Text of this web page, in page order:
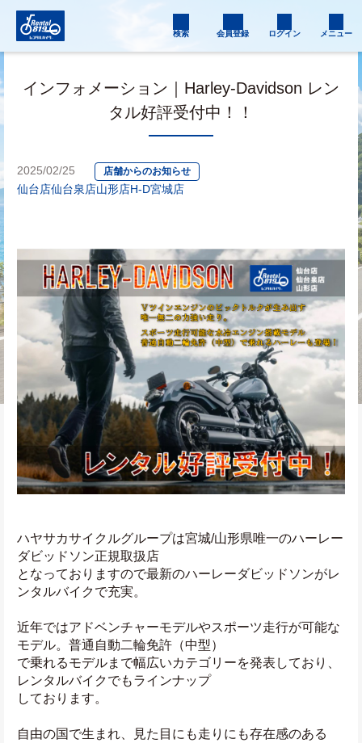
検索 会員登録 ログイン メニュー
インフォメーション｜Harley-Davidson レン
タル好評受付中！！
2025/02/25 店舗からのお知らせ
仙台店仙台泉店山形店H-D宮城店
ハヤサカサイクルグループは宮城/山形県唯一のハーレー
ダビッドソン正規取扱店
となっておりますので最新のハーレーダビッドソンがレ
ンタルバイクで充実。
近年ではアドベンチャーモデルやスポーツ走行が可能な
モデル。普通自動二輪免許（中型）
で乗れるモデルまで幅広いカテゴリーを発表しており、
レンタルバイクでもラインナップ
しております。
自由の国で生まれ、見た目にも走りにも存在感のある